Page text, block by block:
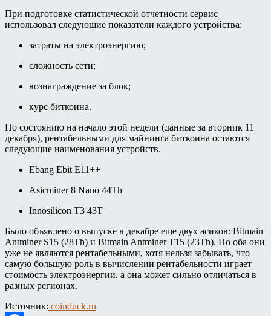
При подготовке статистической отчетности сервис
использовал следующие показатели каждого устройства:
затраты на электроэнергию;
сложность сети;
вознаграждение за блок;
курс биткоина.
По состоянию на начало этой недели (данные за вторник 11
декабря), рентабельными для майнинга биткоина остаются
следующие наименования устройств.
Ebang Ebit E11++
Asicminer 8 Nano 44Th
Innosilicon T3 43T
Было объявлено о выпуске в декабре еще двух асиков: Bitmain
Antminer S15 (28Th) и Bitmain Antminer T15 (23Th). Но оба они
уже не являются рентабельными, хотя нельзя забывать, что
самую большую роль в вычислении рентабельности играет
стоимость электроэнергии, а она может сильно отличаться в
разных регионах.
Источник: coinduck.ru